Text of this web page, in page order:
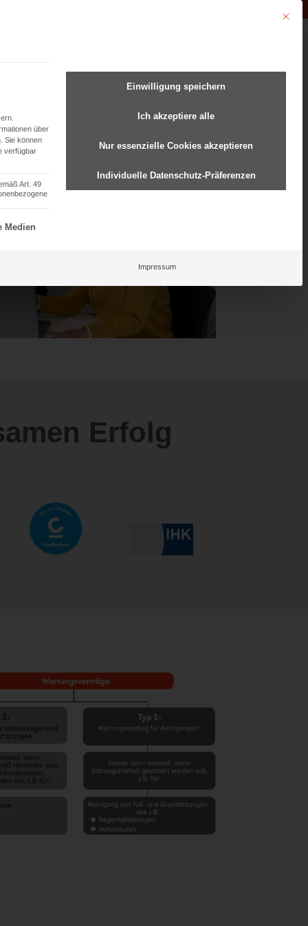
Erfolg
Mit
über
Sie können
verfügbar
Art. 49
und kann nicht abgewählt werden.
Medien
Einwilligung speichern
Ich akzeptiere alle
Nur essenzielle Cookies akzeptieren
Individuelle Datenschutz-Präferenzen
Impressum